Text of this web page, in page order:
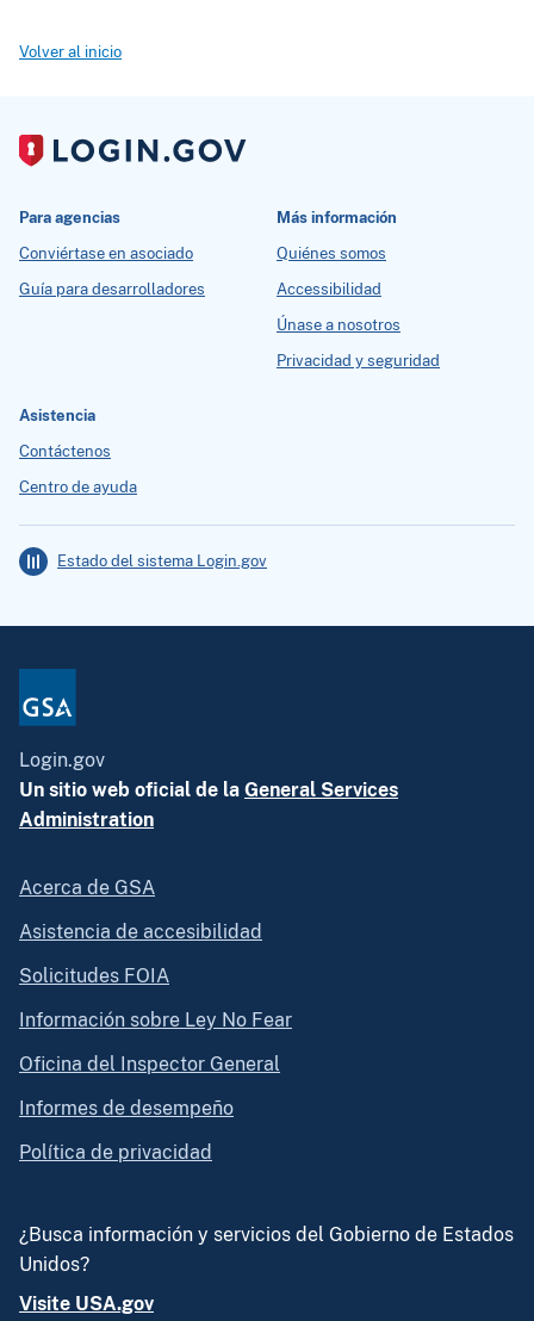
Volver al inicio
Para agencias
Conviértase en asociado
Guía para desarrolladores
Más información
Quiénes somos
Accessibilidad
Únase a nosotros
Privacidad y seguridad
Asistencia
Contáctenos
Centro de ayuda
Estado del sistema Login.gov
Login.gov
Un sitio web oficial de la General Services
Administration
Acerca de GSA
Asistencia de accesibilidad
Solicitudes FOIA
Información sobre Ley No Fear
Oficina del Inspector General
Informes de desempeño
Política de privacidad
¿Busca información y servicios del Gobierno de Estados
Unidos?
Visite USA.gov